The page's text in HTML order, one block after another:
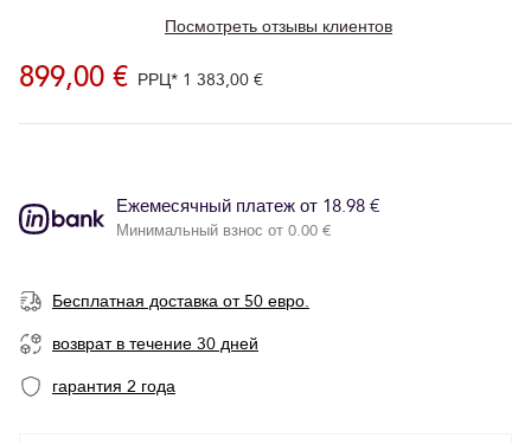
Посмотреть отзывы клиентов
899,00 € РРЦ* 1 383,00 €
Ежемесячный платеж от 18.98 €
Минимальный взнос от 0.00 €
Бесплатная доставка от 50 евро.
возврат в течение 30 дней
гарантия 2 года